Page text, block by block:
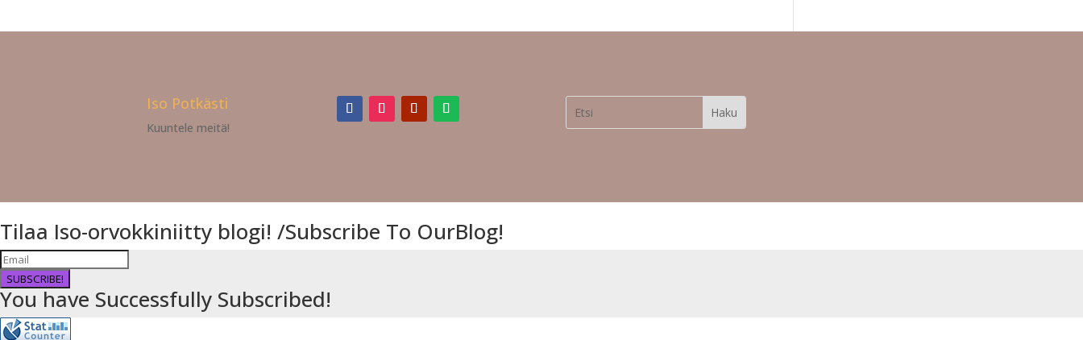
Iso Potkästi
Kuuntele meitä!
Tilaa Iso-orvokkiniitty blogi! /Subscribe To OurBlog!
SUBSCRIBE!
You have Successfully Subscribed!